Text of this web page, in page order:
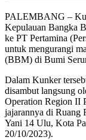
PALEMBANG –
Kepulauan Bangka
ke PT Pertamina
untuk mengurangi
(BBM) di Bumi
Dalam Kunker
disambut langsung
Operation Region II
jajarannya di Ruang
Yani 14 Ulu, Kota
20/10/2023).